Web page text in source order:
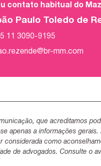
contato habitual do
Paulo Toledo de
11 3090-9195
mm.com
que acreditamos
apenas a informações
considerada como
de advogados. Consulte o